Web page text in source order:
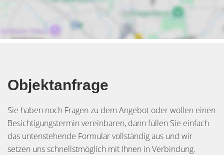
Objektanfrage
Sie haben noch Fragen zu dem Angebot oder wollen einen
Besichtigungstermin vereinbaren, dann füllen Sie einfach
das untenstehende Formular vollständig aus und wir
setzen uns schnellstmöglich mit Ihnen in Verbindung.